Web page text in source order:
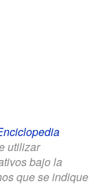
utilizar
bajo la
que se indique